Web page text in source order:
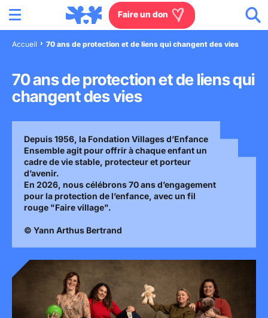
Aller à la recherche
Aller au pied de page
Faire un don
Actions en France
Actions dans le monde
Agissez à nos côtés
Actualités
Rejoignez-nous
Mon espace donateur
Accueil 70 ans de protection et de liens qui changent des vies
70 ans de protection et de liens qui
changent des vies
Depuis 1956, la Fondation Villages d’Enfance
Ensemble agit pour offrir à chaque enfant un
cadre de vie stable, protecteur et porteur
d’avenir.
En 2026, nous célébrons 70 ans d’engagement
pour la protection de l’enfance, avec un fil
rouge "Faire village".
© Yann Arthus Bertrand